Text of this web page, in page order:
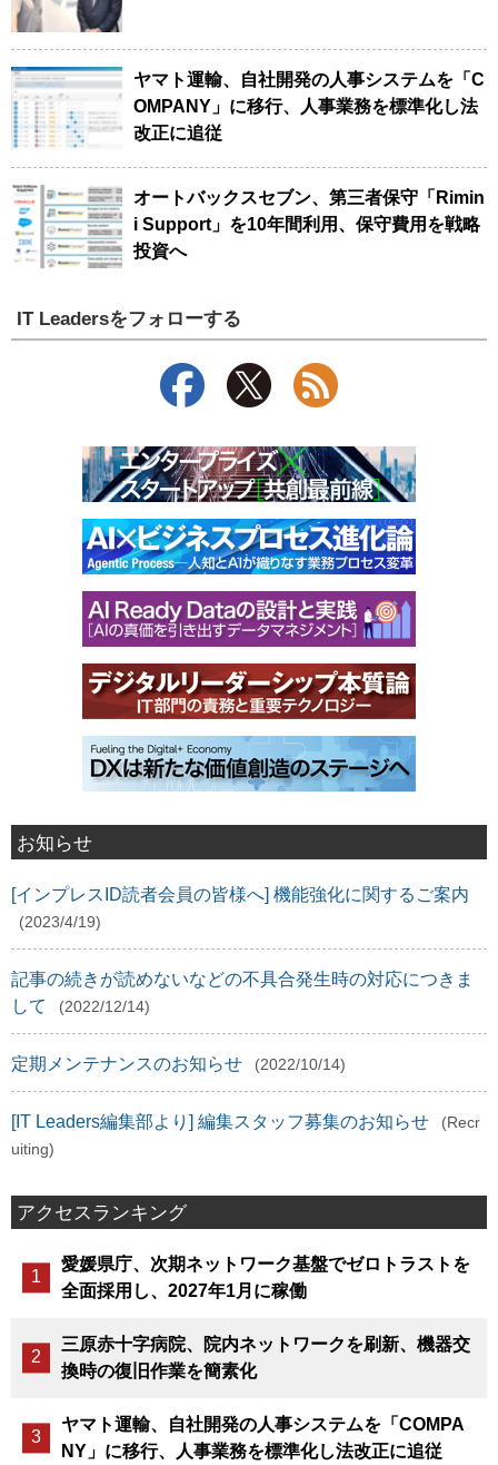
ヤマト運輸、自社開発の人事システムを「C
OMPANY」に移行、人事業務を標準化し法
改正に追従
オートバックスセブン、第三者保守「Rimin
i Support」を10年間利用、保守費用を戦略
投資へ
IT Leadersをフォローする
お知らせ
[インプレスID読者会員の皆様へ] 機能強化に関するご案内
(2023/4/19)
記事の続きが読めないなどの不具合発生時の対応につきま
して
(2022/12/14)
定期メンテナンスのお知らせ (2022/10/14)
[IT Leaders編集部より] 編集スタッフ募集のお知らせ
(Recr
uiting)
アクセスランキング
愛媛県庁、次期ネットワーク基盤でゼロトラストを
全面採用し、2027年1月に稼働
三原赤十字病院、院内ネットワークを刷新、機器交
換時の復旧作業を簡素化
ヤマト運輸、自社開発の人事システムを「COMPA
NY」に移行、人事業務を標準化し法改正に追従